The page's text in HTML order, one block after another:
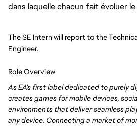
dans laquelle chacun fait évoluer le
The SE Intern will report to the
Engineer.
Role Overview
As EA's first label dedicated to purely
creates games for mobile devices,
environments that deliver seamless
any device. Connecting a market of